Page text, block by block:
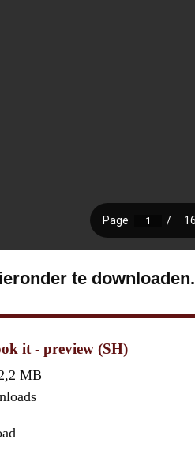
te downloaden.
it - preview (SH)
MB